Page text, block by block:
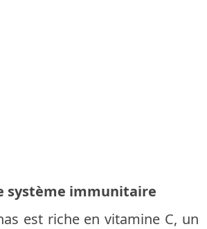
système immunitaire
est riche en vitamine C, un